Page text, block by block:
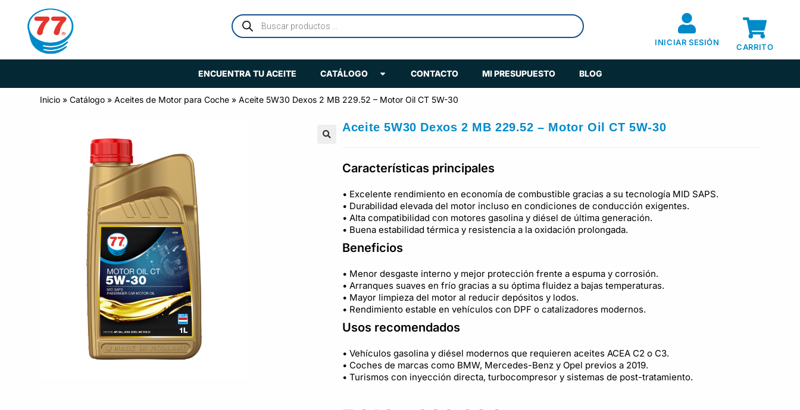
INICIAR SESIÓN
CARRITO
ENCUENTRA TU ACEITE CATÁLOGO CONTACTO MI PRESUPUESTO BLOG
Inicio »Catálogo »Aceites de Motor para Coche »Aceite 5W30 Dexos 2 MB 229.52 – Motor Oil CT 5W-30
Aceite 5W30 Dexos 2 MB 229.52 – Motor Oil CT 5W-30
Características principales
• Excelente rendimiento en economía de combustible gracias a su tecnología MID SAPS.
• Durabilidad elevada del motor incluso en condiciones de conducción exigentes.
• Alta compatibilidad con motores gasolina y diésel de última generación.
• Buena estabilidad térmica y resistencia a la oxidación prolongada.
Beneficios
• Menor desgaste interno y mejor protección frente a espuma y corrosión.
• Arranques suaves en frío gracias a su óptima fluidez a bajas temperaturas.
• Mayor limpieza del motor al reducir depósitos y lodos.
• Rendimiento estable en vehículos con DPF o catalizadores modernos.
Usos recomendados
• Vehículos gasolina y diésel modernos que requieren aceites ACEA C2 o C3.
• Coches de marcas como BMW, Mercedes-Benz y Opel previos a 2019.
• Turismos con inyección directa, turbocompresor y sistemas de post-tratamiento.